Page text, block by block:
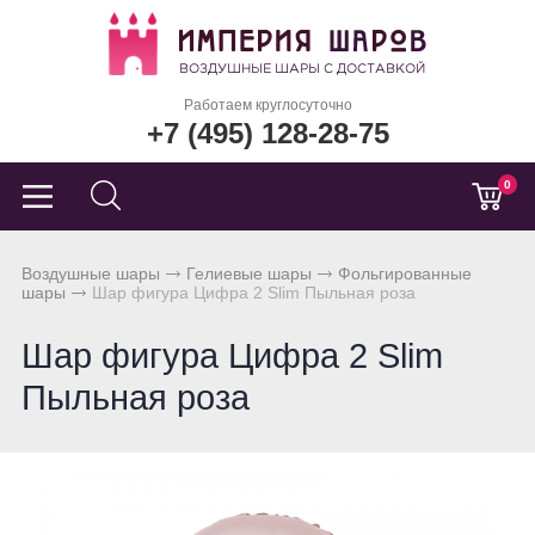
Работаем круглосуточно
+7 (495) 128-28-75
0
Воздушные шары Гелиевые шары
Фольгированные
шары
Шар фигура Цифра 2 Slim Пыльная роза
Шар фигура Цифра 2 Slim
Пыльная роза